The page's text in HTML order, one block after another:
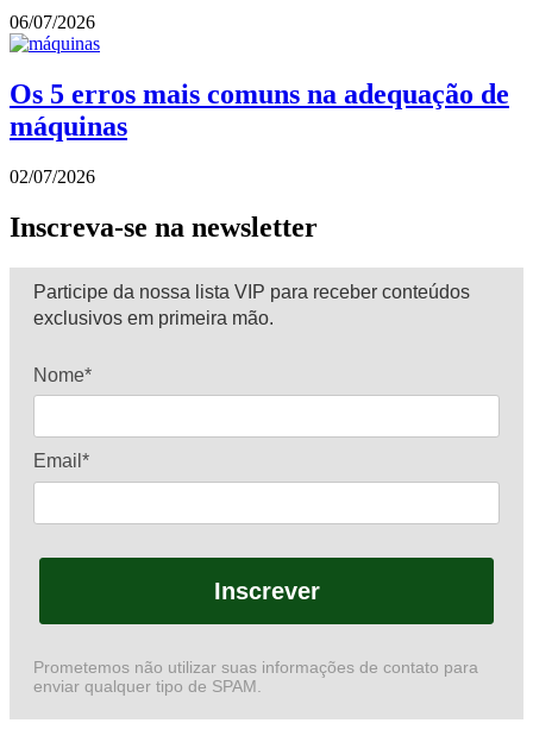
06/07/2026
Os 5 erros mais comuns na adequação de
máquinas
02/07/2026
Inscreva-se na newsletter
Participe da nossa lista VIP para receber conteúdos
exclusivos em primeira mão.
Nome*
Email*
Inscrever
Prometemos não utilizar suas informações de contato para
enviar qualquer tipo de SPAM.